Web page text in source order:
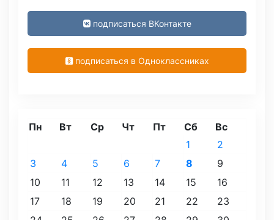
подписаться ВКонтакте
подписаться в Одноклассниках
Пн Вт Ср Чт Пт Сб
Вс
1
2
3
4 5 6 7 8
9
10
11 12 13 14 15
16
17
18 19 20 21 22
23